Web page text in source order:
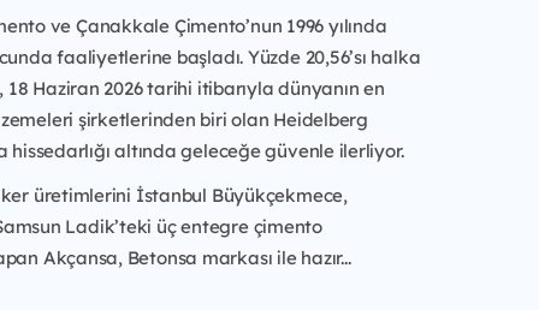
ve Çanakkale Çimento’nun 1996 yılında
faaliyetlerine başladı. Yüzde 20,56’sı halka
18 Haziran 2026 tarihi itibarıyla dünyanın en
şirketlerinden biri olan Heidelberg
hissedarlığı altında geleceğe güvenle ilerliyor.
üretimlerini İstanbul Büyükçekmece,
Ladik’teki üç entegre çimento
Akçansa, Betonsa markası ile hazır...